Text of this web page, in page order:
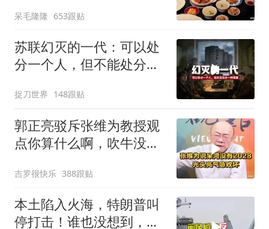
呆毛隆隆 653跟贴
苏联幻灭的一代：可以处
分一个人，但不能处分一
捉刀世界 148跟贴
郭正亮驳斥张维为教授观
点你算什么啊，吹牛没
吉罗很快乐 388跟贴
本土陷入火海，特朗普叫
停打击！谁也没想到，中